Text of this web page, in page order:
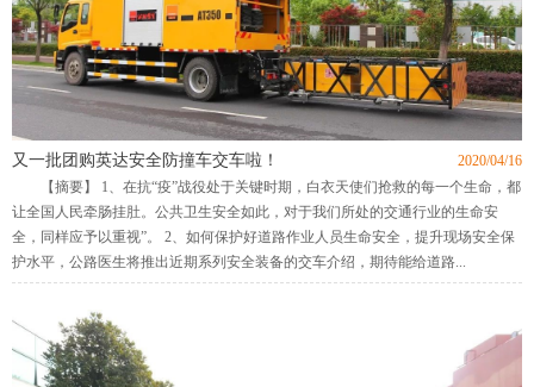
2020/04/16
又一批团购英达安全防撞车交车啦！
【摘要】 1、在抗“疫”战役处于关键时期，白衣天使们抢救的每一个生命，都
让全国人民牵肠挂肚。公共卫生安全如此，对于我们所处的交通行业的生命安
全，同样应予以重视”。 2、如何保护好道路作业人员生命安全，提升现场安全保
护水平，公路医生将推出近期系列安全装备的交车介绍，期待能给道路...